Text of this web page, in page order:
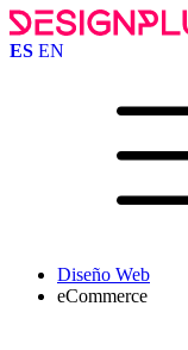
ES EN
Diseño Web
eCommerce